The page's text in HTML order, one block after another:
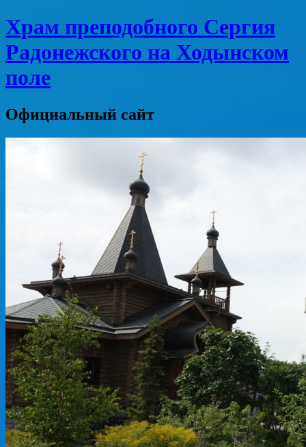
Храм преподобного Сергия
Радонежского на Ходынском
поле
Официальный сайт